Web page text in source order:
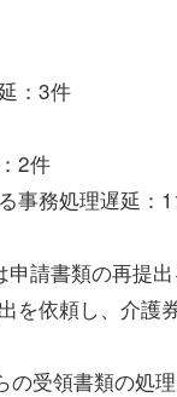
：3件
2件
事務処理遅延：
請書類の再提出
依頼し、介護
受領書類の処